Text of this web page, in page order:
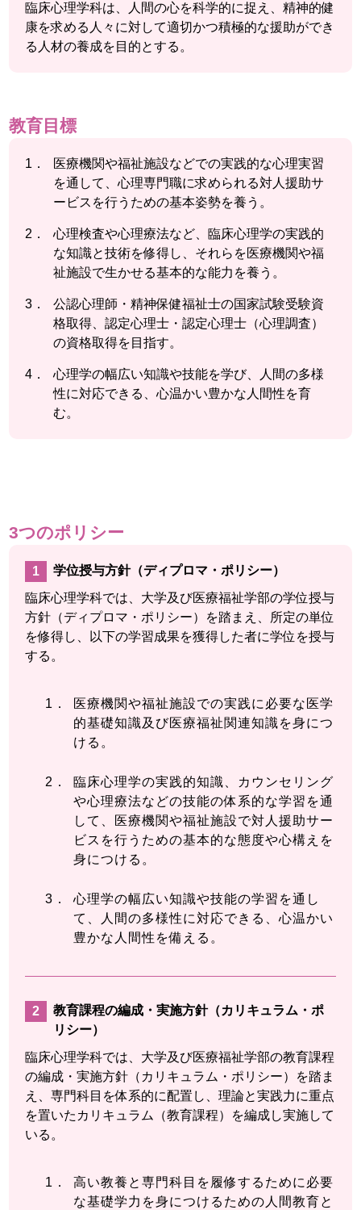
臨床心理学科は、人間の心を科学的に捉え、精神的健
康を求める人々に対して適切かつ積極的な援助ができ
る人材の養成を目的とする。
教育目標
医療機関や福祉施設などでの実践的な心理実習
を通して、心理専門職に求められる対人援助サ
ービスを行うための基本姿勢を養う。
心理検査や心理療法など、臨床心理学の実践的
な知識と技術を修得し、それらを医療機関や福
祉施設で生かせる基本的な能力を養う。
公認心理師・精神保健福祉士の国家試験受験資
格取得、認定心理士・認定心理士（心理調査）
の資格取得を目指す。
心理学の幅広い知識や技能を学び、人間の多様
性に対応できる、心温かい豊かな人間性を育
む。
3つのポリシー
学位授与方針（ディプロマ・ポリシー）
臨床心理学科では、大学及び医療福祉学部の学位授与
方針（ディプロマ・ポリシー）を踏まえ、所定の単位
を修得し、以下の学習成果を獲得した者に学位を授与
する。
医療機関や福祉施設での実践に必要な医学
的基礎知識及び医療福祉関連知識を身につ
ける。
臨床心理学の実践的知識、カウンセリング
や心理療法などの技能の体系的な学習を通
して、医療機関や福祉施設で対人援助サー
ビスを行うための基本的な態度や心構えを
身につける。
心理学の幅広い知識や技能の学習を通し
て、人間の多様性に対応できる、心温かい
豊かな人間性を備える。
教育課程の編成・実施方針（カリキュラム・ポ
リシー）
臨床心理学科では、大学及び医療福祉学部の教育課程
の編成・実施方針（カリキュラム・ポリシー）を踏ま
え、専門科目を体系的に配置し、理論と実践力に重点
を置いたカリキュラム（教育課程）を編成し実施して
いる。
高い教養と専門科目を履修するために必要
な基礎学力を身につけるための人間教育と